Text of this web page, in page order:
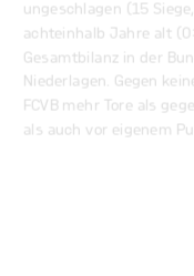
achteinhalb Jahre alt
Gesamtbilanz in der
Niederlagen. Gegen
FCVB mehr Tore als